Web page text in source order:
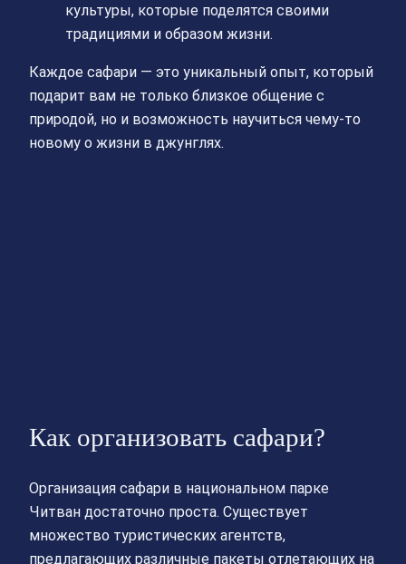
культуры, которые поделятся своими
традициями и образом жизни.
Каждое сафари — это уникальный опыт, который
подарит вам не только близкое общение с
природой, но и возможность научиться чему-то
новому о жизни в джунглях.
Как организовать сафари?
Организация сафари в национальном парке
Читван достаточно проста. Существует
множество туристических агентств,
предлагающих различные пакеты отлетающих на